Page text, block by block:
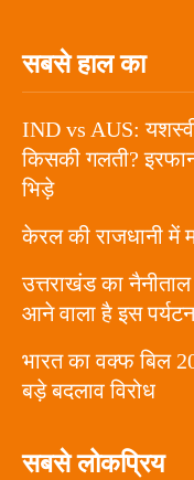
सबसे हाल का
IND vs AUS:
किसकी गलती?
भिड़े
केरल की राजधानी में
उत्तराखंड का
आने वाला है इस
भारत का वक्फ बिल
बड़े बदलाव विरोध
सबसे लोकप्रिय